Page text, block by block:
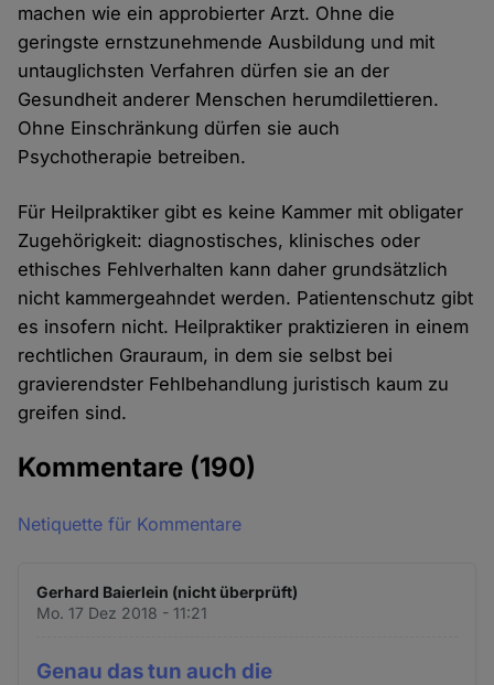
machen wie ein approbierter Arzt. Ohne die
geringste ernstzunehmende Ausbildung und mit
untauglichsten Verfahren dürfen sie an der
Gesundheit anderer Menschen herumdilettieren.
Ohne Einschränkung dürfen sie auch
Psychotherapie betreiben.
Für Heilpraktiker gibt es keine Kammer mit obligater
Zugehörigkeit: diagnostisches, klinisches oder
ethisches Fehlverhalten kann daher grundsätzlich
nicht kammergeahndet werden. Patientenschutz gibt
es insofern nicht. Heilpraktiker praktizieren in einem
rechtlichen Grauraum, in dem sie selbst bei
gravierendster Fehlbehandlung juristisch kaum zu
greifen sind.
Kommentare (190)
Netiquette für Kommentare
Gerhard Baierlein (nicht überprüft)
Mo. 17 Dez 2018 - 11:21
Genau das tun auch die